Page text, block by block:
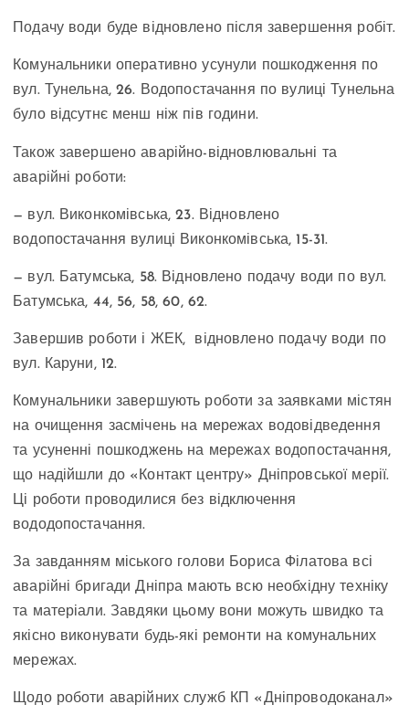
Подачу води буде відновлено після завершення робіт.
Комунальники оперативно усунули пошкодження по
вул. Тунельна, 26. Водопостачання по вулиці Тунельна
було відсутнє менш ніж пів години.
Також завершено аварійно-відновлювальні та
аварійні роботи:
— вул. Виконкомівська, 23. Відновлено
водопостачання вулиці Виконкомівська, 15-31.
— вул. Батумська, 58. Відновлено подачу води по вул.
Батумська, 44, 56, 58, 60, 62.
Завершив роботи і ЖЕК, відновлено подачу води по
вул. Каруни, 12.
Комунальники завершують роботи за заявками містян
на очищення засмічень на мережах водовідведення
та усуненні пошкоджень на мережах водопостачання,
що надійшли до «Контакт центру» Дніпровської мерії.
Ці роботи проводилися без відключення
вододопостачання.
За завданням міського голови Бориса Філатова всі
аварійні бригади Дніпра мають всю необхідну техніку
та матеріали. Завдяки цьому вони можуть швидко та
якісно виконувати будь-які ремонти на комунальних
мережах.
Щодо роботи аварійних служб КП «Дніпроводоканал»